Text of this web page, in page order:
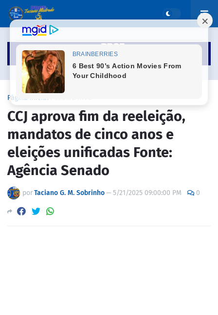
Página inicial
CCJ aprova fim da reeleição,
mandatos de cinco anos e
eleições unificadas Fonte:
Agência Senado
porTaciano G. M. Sobrinho—5/21/2025 09:00:00 PM 0